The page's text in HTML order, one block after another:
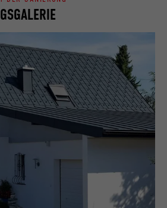
vom Social-Networking-Dienst
für die Verfolgung der
von eingebetteten